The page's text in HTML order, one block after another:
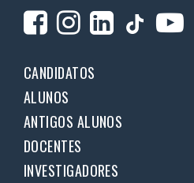
CANDIDATOS
ALUNOS
ANTIGOS ALUNOS
DOCENTES
INVESTIGADORES